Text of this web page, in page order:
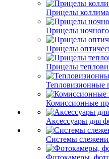
Прицелы
Прицелы
Прицелы
Прицелы
Тепловизионные
Комиссионные
Аксессуары для
Системы
Фотокамеры,